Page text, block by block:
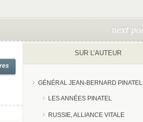
SUR L’AUTEUR
GÉNÉRAL JEAN-BERNARD PINATEL
LES ANNÉES PINATEL
RUSSIE, ALLIANCE VITALE